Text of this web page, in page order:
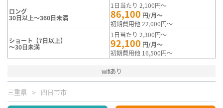
ロング
30日以上～360日未満
1日当たり 2,100円～
86,100 円/月～
初期費用他 22,000円～
ショート【7日以上】
～30日未満
1日当たり 2,300円～
92,100 円/月～
初期費用他 16,500円～
wifiあり
三重県 四日市市